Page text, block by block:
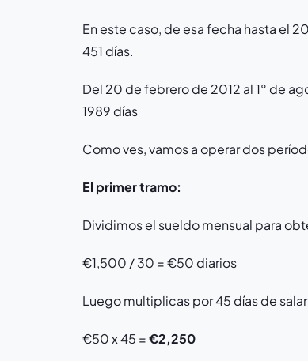
En este caso, de esa fecha hasta el
451 días.
Del 20 de febrero de 2012 al 1° de
1989 días
Como ves, vamos a operar dos
El primer tramo:
Dividimos el sueldo mensual para
€1,500 / 30 = €50 diarios
Luego multiplicas por 45 días de
€50 x 45 =€2,250